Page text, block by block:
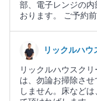
部、電子レンジの
おります。 ご予約
リックルハ
リックルハウスク
は、勿論お掃除さ
しません。床など